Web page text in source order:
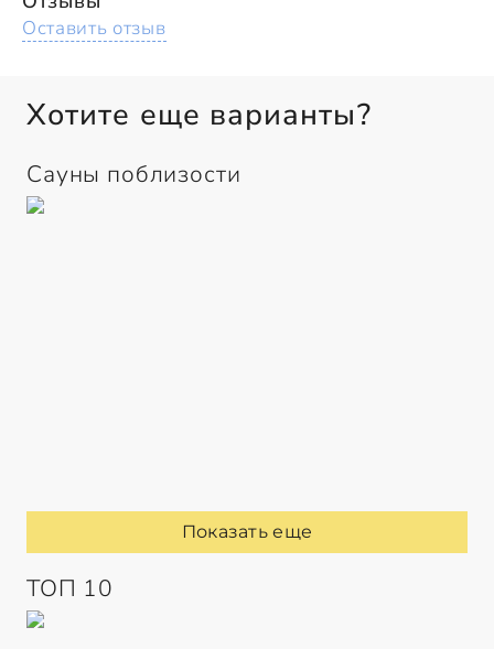
Оставить отзыв
Хотите еще варианты?
Сауны поблизости
Показать еще
ТОП 10